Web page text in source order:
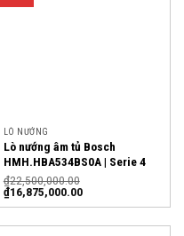
LÒ NƯỚNG
Lò nướng âm tủ Bosch
HMH.HBA534BS0A | Serie 4
₫22,500,000.00
₫16,875,000.00